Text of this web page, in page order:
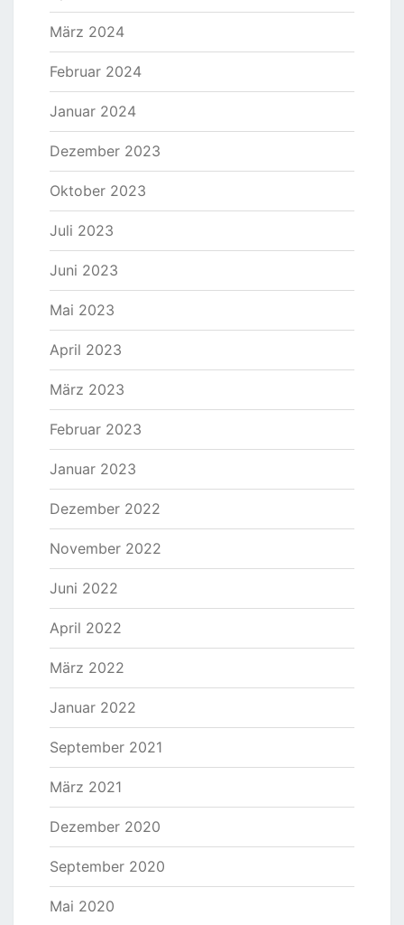
März 2024
Februar 2024
Januar 2024
Dezember 2023
Oktober 2023
Juli 2023
Juni 2023
Mai 2023
April 2023
März 2023
Februar 2023
Januar 2023
Dezember 2022
November 2022
Juni 2022
April 2022
März 2022
Januar 2022
September 2021
März 2021
Dezember 2020
September 2020
Mai 2020